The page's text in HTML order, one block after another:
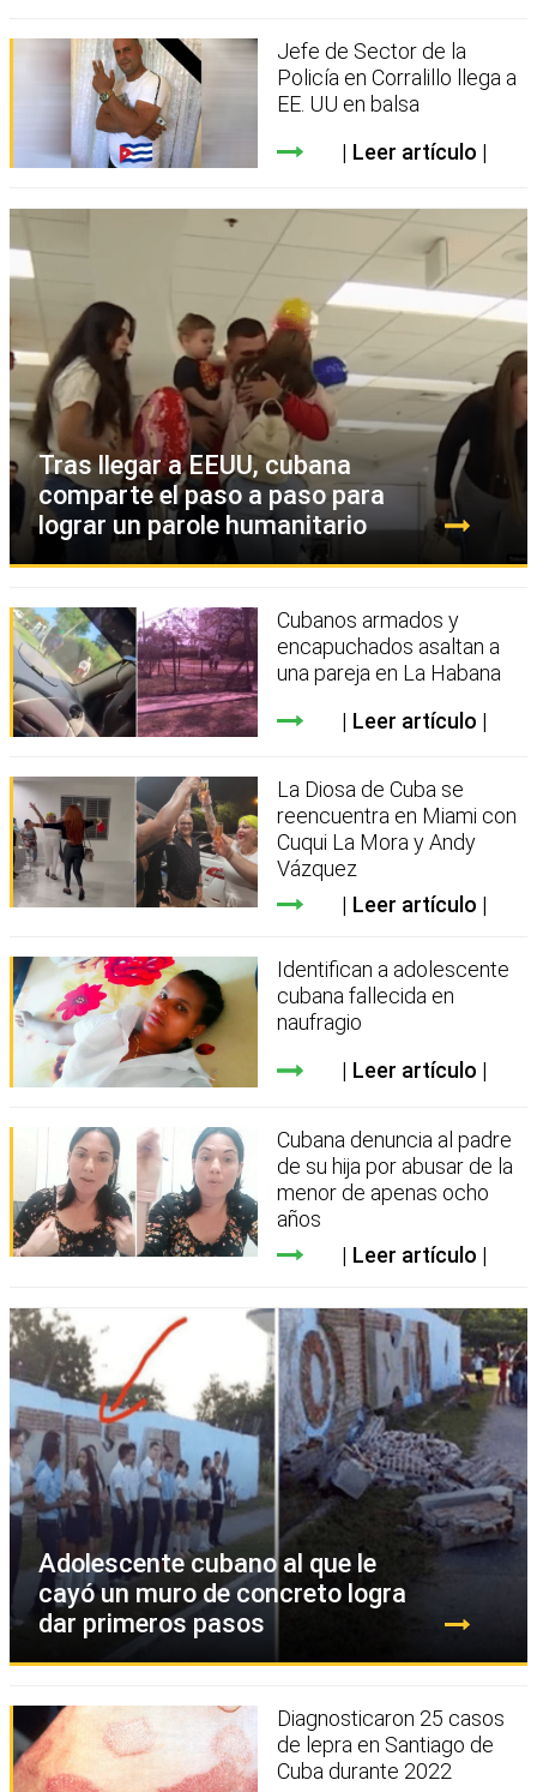
Jefe de Sector de la
Policía en Corralillo llega a
EE. UU en balsa
Leer artículo
Tras llegar a EEUU, cubana
comparte el paso a paso para
lograr un parole humanitario
Cubanos armados y
encapuchados asaltan a
una pareja en La Habana
Leer artículo
La Diosa de Cuba se
reencuentra en Miami con
Cuqui La Mora y Andy
Vázquez
Leer artículo
Identifican a adolescente
cubana fallecida en
naufragio
Leer artículo
Cubana denuncia al padre
de su hija por abusar de la
menor de apenas ocho
años
Leer artículo
Adolescente cubano al que le
cayó un muro de concreto logra
dar primeros pasos
Diagnosticaron 25 casos
de lepra en Santiago de
Cuba durante 2022